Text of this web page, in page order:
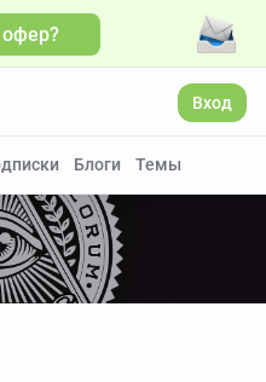
Вход
Блоги Темы